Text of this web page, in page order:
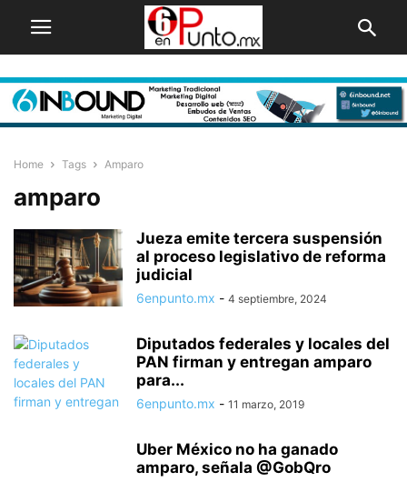
Home Tags Amparo
amparo
Jueza emite tercera suspensión
al proceso legislativo de reforma
judicial
6enpunto.mx - 4 septiembre, 2024
Diputados federales y locales del
PAN firman y entregan amparo
para...
6enpunto.mx - 11 marzo, 2019
Uber México no ha ganado
amparo, señala @GobQro